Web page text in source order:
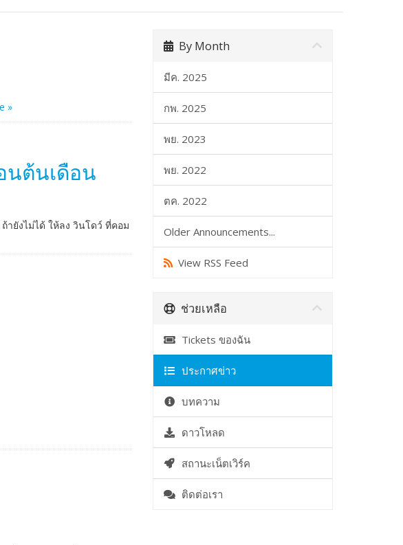
By Month
มีค. 2025
กพ. 2025
พย. 2023
พย. 2022
ตค. 2022
Older Announcements...
View RSS Feed
»
นต้นเดือน
ยังไม่ได้ ให้ลง วินโดว์ ที่คอม
ช่วยเหลือ
Tickets ของฉัน
ประกาศข่าว
บทความ
ดาวโหลด
สถานะเน็ตเวิร์ค
ติดต่อเรา